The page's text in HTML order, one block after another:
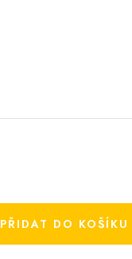
PŘIDAT DO KOŠÍKU